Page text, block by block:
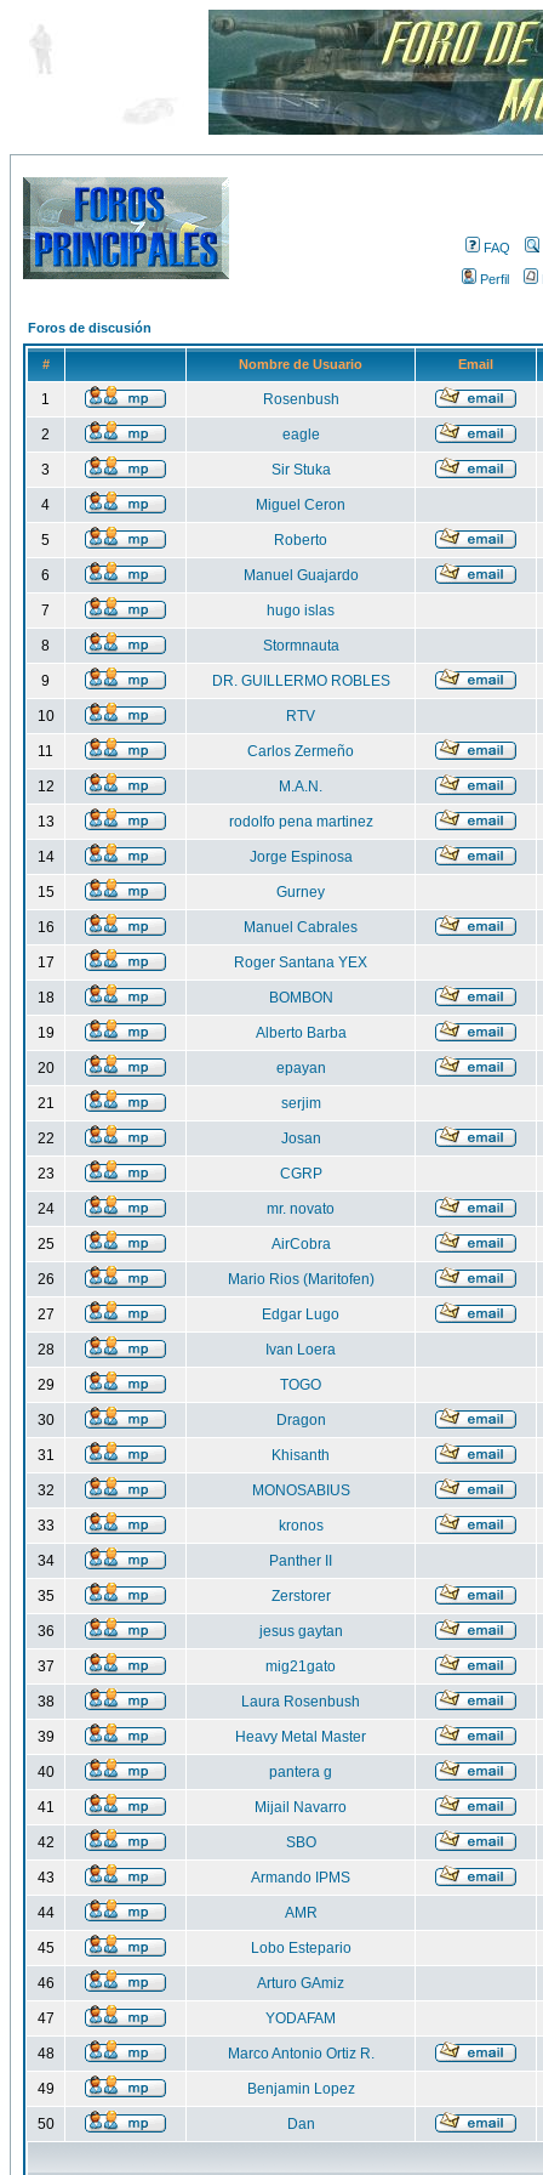
FAQ
Perfil
Foros de discusión
# Nombre de Usuario Email
1 Rosenbush
2 eagle
3 Sir Stuka
4 Miguel Ceron
5 Roberto
6 Manuel Guajardo
7 hugo islas
8 Stormnauta
9 DR. GUILLERMO ROBLES
10 RTV
11 Carlos Zermeño
12 M.A.N.
13 rodolfo pena martinez
14 Jorge Espinosa
15 Gurney
16 Manuel Cabrales
17 Roger Santana YEX
18 BOMBON
19 Alberto Barba
20 epayan
21 serjim
22 Josan
23 CGRP
24 mr. novato
25 AirCobra
26 Mario Rios (Maritofen)
27 Edgar Lugo
28 Ivan Loera
29 TOGO
30 Dragon
31 Khisanth
32 MONOSABIUS
33 kronos
34 Panther II
35 Zerstorer
36 jesus gaytan
37 mig21gato
38 Laura Rosenbush
39 Heavy Metal Master
40 pantera g
41 Mijail Navarro
42 SBO
43 Armando IPMS
44 AMR
45 Lobo Estepario
46 Arturo GAmiz
47 YODAFAM
48 Marco Antonio Ortiz R.
49 Benjamin Lopez
50 Dan